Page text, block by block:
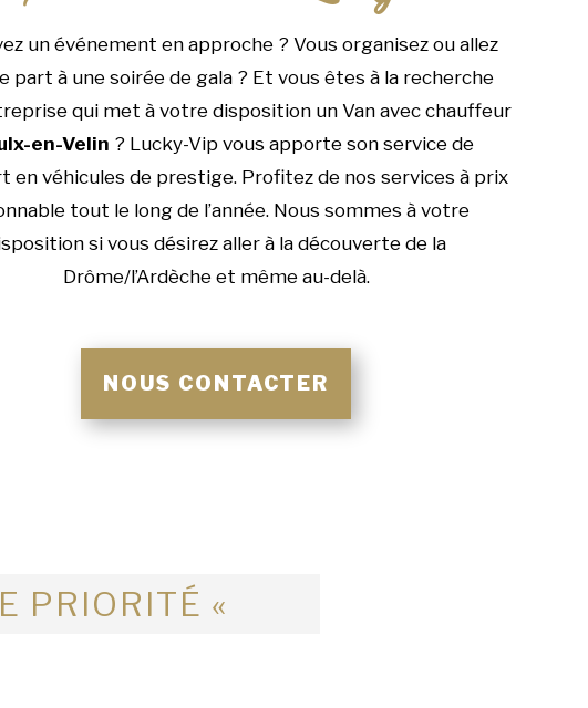
un événement en approche ? Vous organisez ou allez
part à une soirée de gala ? Et vous êtes à la recherche
qui met à votre disposition un Van avec chauffeur
en-Velin ? Lucky-Vip vous apporte son service de
en véhicules de prestige. Profitez de nos services à prix
tout le long de l’année. Nous sommes à votre
si vous désirez aller à la découverte de la
Drôme/l’Ardèche et même au-delà.
NOUS CONTACTER
PRIORITÉ «